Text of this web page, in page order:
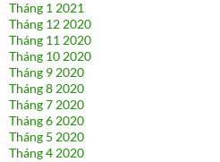
Tháng 1 2021
Tháng 12 2020
Tháng 11 2020
Tháng 10 2020
Tháng 9 2020
Tháng 8 2020
Tháng 7 2020
Tháng 6 2020
Tháng 5 2020
Tháng 4 2020